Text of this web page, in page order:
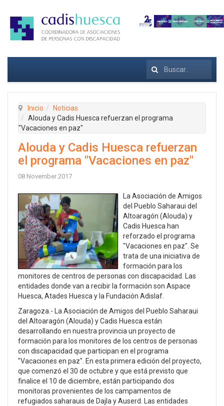
Buscar
Inicio
Noticias
Alouda y Cadis Huesca refuerzan el programa
"Vacaciones en paz"
Alouda y Cadis Huesca refuerzan
el programa "Vacaciones en paz"
08 November 2017
La Asociación de Amigos
del Pueblo Saharaui del
Altoaragón (Alouda) y
Cadis Huesca han
reforzado el programa
"Vacaciones en paz". Se
trata de una iniciativa de
formación para los
monitores de centros de personas con discapacidad. Las
entidades donde van a recibir la formación son Aspace
Huesca, Atades Huesca y la Fundación Adislaf.
Zaragoza.- La Asociación de Amigos del Pueblo Saharaui
del Altoaragón (Alouda) y Cadis Huesca están
desarrollando en nuestra provincia un proyecto de
formación para los monitores de los centros de personas
con discapacidad que participan en el programa
"Vacaciones en paz". En esta primera edición del proyecto,
que comenzó el 30 de octubre y que está previsto que
finalice el 10 de diciembre, están participando dos
monitoras provenientes de los campamentos de
refugiados saharauis de Dajla y Auserd. Las entidades